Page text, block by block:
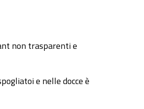
non trasparenti e
e nelle docce è